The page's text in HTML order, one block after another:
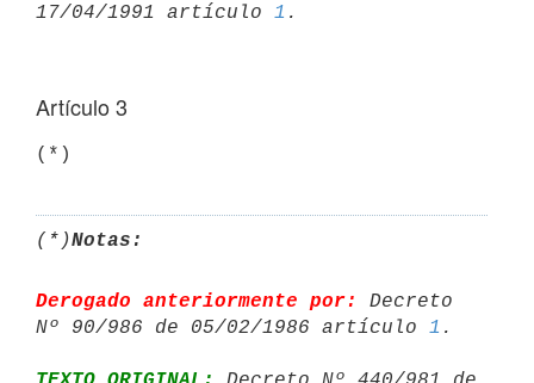
17/04/1991 artículo 1
Artículo 3
(*)Notas:
Derogado anteriormente por:
Decreto
Nº 90/986 de 05/02/1986 artículo 1